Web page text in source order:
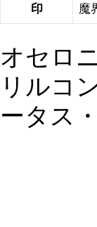
印 魔
オセロ
リルコ
ータス